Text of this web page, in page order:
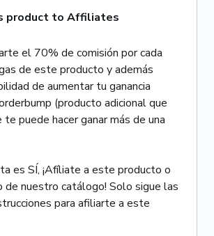
product to Affiliates
el 70% de comisión por cada
de este producto y además
de aumentar tu ganancia
(producto adicional que
puede hacer ganar más de una
es SÍ, ¡Afíliate a este producto o
de nuestro catálogo! Solo sigue las
para afiliarte a este